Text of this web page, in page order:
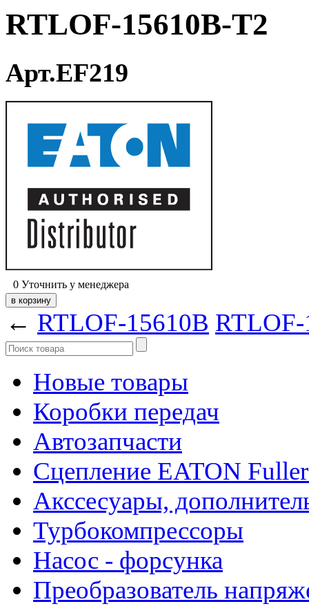
RTLOF-15610B-T2
Арт.EF219
0 Уточнить у менеджера
← RTLOF-15610B
Новые товары
Коробки передач
Автозапчасти
Сцепление EATON
Акссесуары,
Турбокомпрессоры
Насос - форсунка
Преобразователь